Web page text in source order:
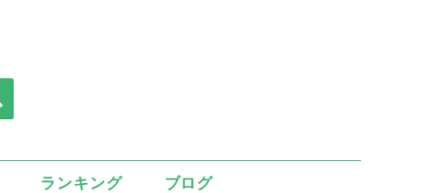
ランキング ブログ